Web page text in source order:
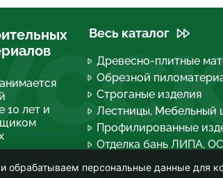
10 лет и
Весь каталог
Древесно-плитные
Обрезной
Строганые изделия
Лестницы, Мебельный
Профилированные
Отделка бань ЛИПА,
персональные данные для